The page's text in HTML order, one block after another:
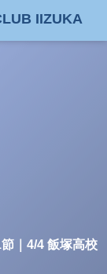
IIZUKA
｜4/4 飯塚高校